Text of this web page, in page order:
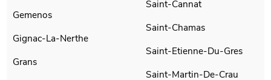
Gemenos
Gignac-La-Nerthe
Grans
Saint-Cannat
Saint-Chamas
Saint-Etienne-Du-Gres
Saint-Martin-De-Crau